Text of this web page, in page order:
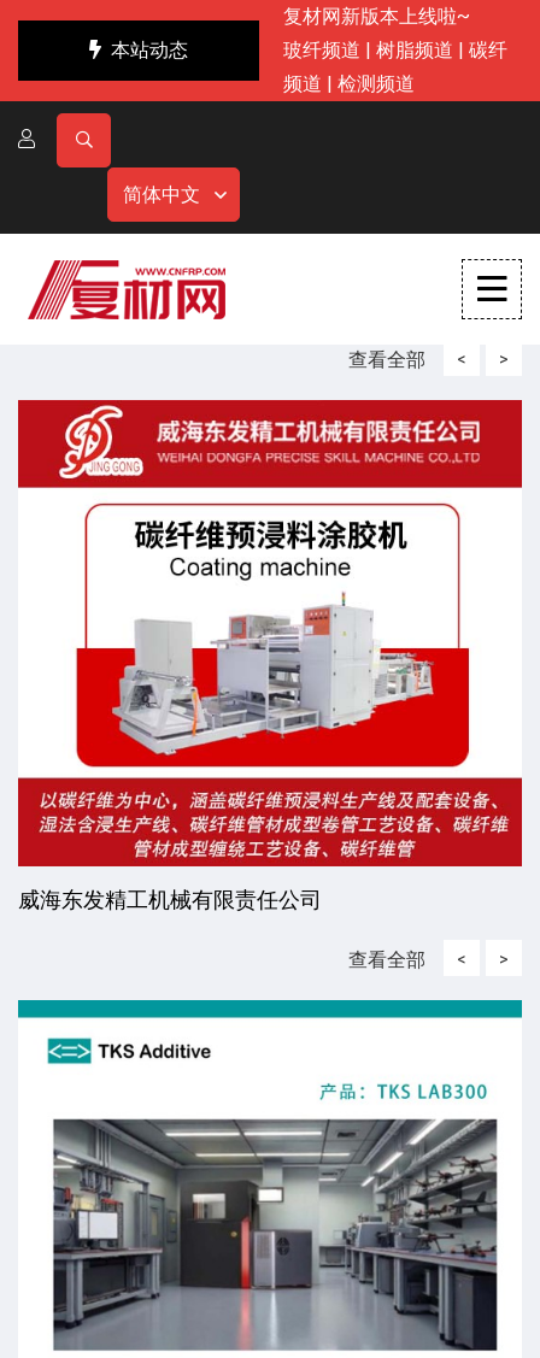
本站动态
复材网新版本上线啦~
玻纤频道 | 树脂频道 | 碳纤
频道 | 检测频道
简体中文
查看全部 <
威海东发精工机械有限责任公司
>
查看全部 < >